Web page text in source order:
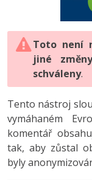
SQL a
UML a
React
Spring
PHP
Python
HTML /
UML a
C#
Tester
PHP -80%
Swift -
Kotlin -
SEO
UX
Business
Adobe
Adobe
Adobe
Adobe
Adobe
Toto není
jiné
schváleny.
Tento nástroj
vymáhaném
komentář
tak, aby zůstal
byly